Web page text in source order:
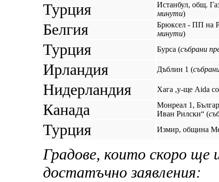
Турция
Истанбул, общ.
минути)
Белгия
Брюксел - ПП на
минути)
Турция Бурса (събрани
Ирландия Дъблин 1 (
Нидерландия Хага ,у-ще Aida
Канада
Монреал 1,
Иван Рилски“ (
Турция Измир, община
Градове, които скоро ще
достатъчно заявления: